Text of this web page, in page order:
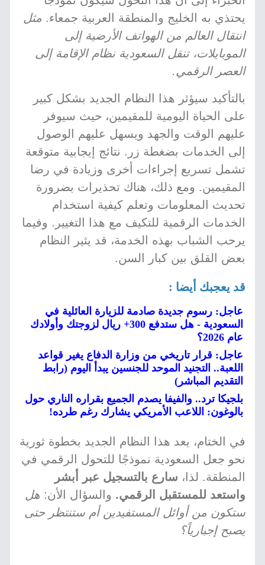
يحتذي به الخليج والمنطقة العربية جمعاء. مثل
انتقال العالم من الهواتف الأرضية إلى
الموبايلات، تنقل السعودية نظام الإقامة إلى
العصر الرقمي.
بالتأكيد سيؤثر هذا النظام الجديد بشكل كبير
على الحياة اليومية للمقيمين، حيث سيوفر
عليهم الوقت والجهد ويسهل عليهم الوصول
إلى الخدمات بضغطة زر. نتائج إيجابية متوقعة
تشمل تسريع إجراءات أخرى وزيادة في رضا
المقيمين. ومع ذلك، هناك تحذيرات بضرورة
تحديث المعلومات وتعلم كيفية استخدام
الخدمات الرقمية للتكيف مع هذا التغيير. وفيما
يرحب الشباب بهذه الخدمة، قد يثير النظام
بعض القلق بين كبار السن.
قد يعجبك أيضا :
عاجل: رسوم جديدة صادمة للزيارة العائلية في
السعودية - هل ستدفع 300+ ريال لزوجتك وأولادك
عام 2026؟
عاجل: قرار تاريخي من وزارة الدفاع يغير قواعد
اللعبة.. التجنيد الموحد للجنسين يبدأ اليوم (رابط
التقديم المباشر)
بلجيكا ترد.. والفيفا يصدم الجميع بقراره الناري حول
بالوغون: اللاعب الأمريكي يشارك رغم طرده!
في الختام، يعد هذا النظام الجديد بخطوة ثورية
نحو جعل السعودية نموذجًا للتحول الرقمي في
المنطقة. لذا، سارع بالتسجيل عبر أبشر
واستعد للمستقبل الرقمي. والسؤال الأن: هل
ستكون من أوائل المستفيدين أم ستنتظر حتى
يصبح إجبارياً؟